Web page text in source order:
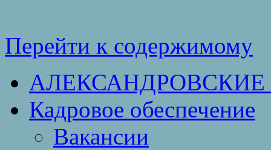
Перейти к содержимому
АЛЕКСАНДРОВСКИЕ
Кадровое обеспечение
Вакансии